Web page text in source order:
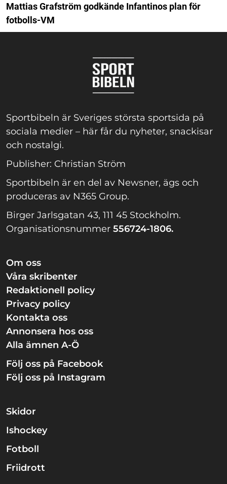
Mattias Grafström godkände Infantinos plan för
fotbolls-VM
Sportbibeln är Sveriges största sportsida på
sociala medier – här får du nyheter, snackisar
och nostalgi.
Publisher: Christian Ström
Sportbibeln är en del av Newsner, ägs och
produceras av N365 Group.
Birger Jarlsgatan 43, 111 45 Stockholm.
Organisationsnummer 556724-1806.
Om oss
Våra skribenter
Redaktionell policy
Privacy policy
Kontakta oss
Annonsera hos oss
Alla ämnen A-Ö
Följ oss på Facebook
Följ oss på Instagram
Skidor
Ishockey
Fotboll
Friidrott